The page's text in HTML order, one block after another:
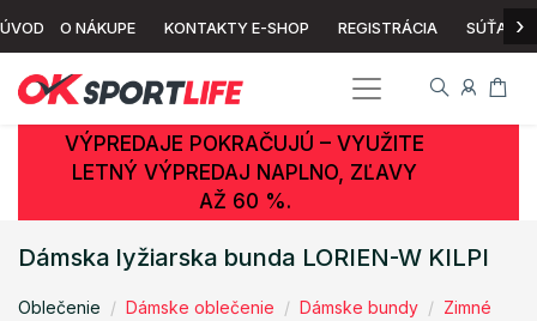
ÚVOD O NÁKUPE KONTAKTY E-SHOP REGISTRÁCIA SÚŤAŽ ›
VÝPREDAJE POKRAČUJÚ – VYUŽITE
LETNÝ VÝPREDAJ NAPLNO, ZĽAVY
AŽ 60 %.
Dámska lyžiarska bunda LORIEN-W KILPI
Oblečenie Dámske oblečenie Dámske bundy
Zimné